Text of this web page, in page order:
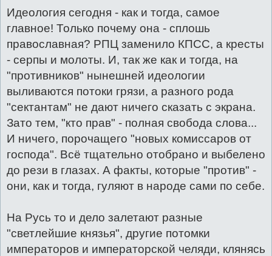
Идеология сегодня - как и тогда, самое
главное! Только почему она - сплошь
православная? РПЦ заменило КПСС, а кресты
- серпы и молоты. И, так же как и тогда, на
"противников" нынешней идеологии
выливаются потоки грязи, а разного рода
"сектантам" не дают ничего сказать с экрана.
Зато тем, "кто прав" - полная свобода слова...
И ничего, порочащего "новых комиссаров от
господа". Всё тщательно отобрано и выбелено
до рези в глазах. А факты, которые "против" -
они, как и тогда, гуляют в народе сами по себе.
На Русь то и дело залетают разные
"светлейшие князья", другие потомки
императоров и императорской челяди, клянясь